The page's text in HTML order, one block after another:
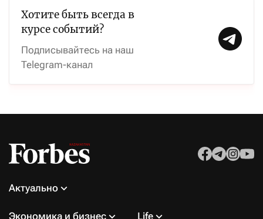
Хотите быть всегда в
курсе событий?
Подписывайтесь на наш
Telegram-канал
Актуально
Экономика и бизнес Life